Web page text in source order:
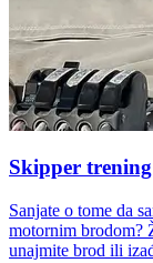
Skipper trening
Sanjate o tome da
motornim brodom?
unajmite brod ili